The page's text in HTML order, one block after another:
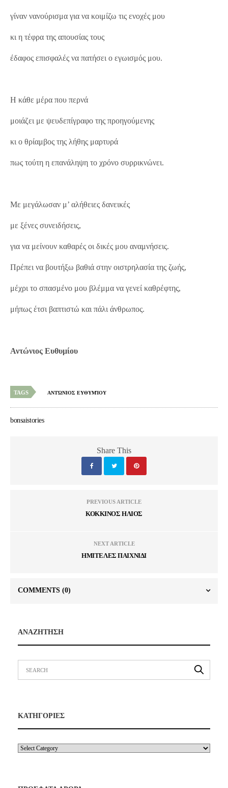
γίναν νανούρισμα για να κοιμίζω τις ενοχές μου
κι η τέφρα της απουσίας τους
έδαφος επισφαλές να πατήσει ο εγωισμός μου.
Η κάθε μέρα που περνά
μοιάζει με ψευδεπίγραφο της προηγούμενης
κι ο θρίαμβος της λήθης μαρτυρά
πως τούτη η επανάληψη το χρόνο συρρικνώνει.
Με μεγάλωσαν μ’ αλήθειες δανεικές
με ξένες συνειδήσεις,
για να μείνουν καθαρές οι δικές μου αναμνήσεις.
Πρέπει να βουτήξω βαθιά στην οιστρηλασία της ζωής,
μέχρι το σπασμένο μου βλέμμα να γενεί καθρέφτης,
μήπως έτσι βαπτιστώ και πάλι άνθρωπος.
Αντώνιος Ευθυμίου
TAGS ΑΝΤΏΝΙΟΣ ΕΥΘΥΜΊΟΥ
bonsaistories
Share This
PREVIOUS ARTICLE
ΚΟΚΚΙΝΟΣ ΗΛΙΟΣ
NEXT ARTICLE
ΗΜΙΤΕΛΕΣ ΠΑΙΧΝΙΔΙ
COMMENTS (0)
ΑΝΑΖΗΤΗΣΗ
ΚΑΤΗΓΟΡΙΕΣ